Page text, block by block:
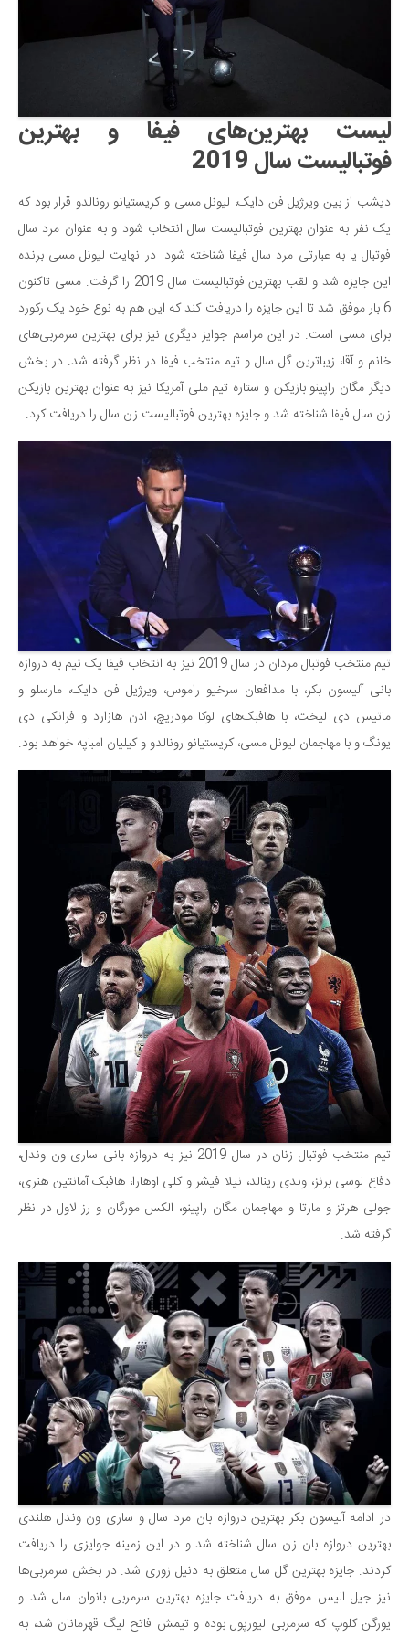
موسیقی
عکاسی و هنرهای تجسمی
کتاب و کتاب‌خوانی
معماری
علمی
فناوری‌ها
نجوم و هوا فضا
زمین و محیط زیست
خودرو
سرگرمی
بازی
مسابقه
اخبار
لیست بهترین‌های فیفا و بهترین
فوتبالیست سال 2019
دیشب از بین ویرژیل فن دایک، لیونل مسی و کریستیانو رونالدو قرار بود که
یک نفر به عنوان بهترین فوتبالیست سال انتخاب شود و به عنوان مرد سال
فوتبال یا به عبارتی مرد سال فیفا شناخته شود. در نهایت لیونل مسی برنده
این جایزه شد و لقب بهترین فوتبالیست سال 2019 را گرفت. مسی تاکنون
6 بار موفق شد تا این جایزه را دریافت کند که این هم به نوع خود یک رکورد
برای مسی است. در این مراسم جوایز دیگری نیز برای بهترین سرمربی‌های
خانم و آقا، زیباترین گل سال و تیم منتخب فیفا در نظر گرفته شد. در بخش
دیگر مگان راپینو بازیکن و ستاره تیم ملی آمریکا نیز به عنوان بهترین بازیکن
زن سال فیفا شناخته شد و جایزه بهترین فوتبالیست زن سال را دریافت کرد.
تیم منتخب فوتبال مردان در سال 2019 نیز به انتخاب فیفا یک تیم به دروازه
بانی آلیسون بکر، با مدافعان سرخیو راموس، ویرژیل فن دایک، مارسلو و
ماتیس دی لیخت، با هافبک‌های لوکا مودریچ، ادن هازارد و فرانکی دی
یونگ و با مهاجمان لیونل مسی، کریستیانو رونالدو و کیلیان امباپه خواهد بود.
تیم منتخب فوتبال زنان در سال 2019 نیز به دروازه بانی ساری ون وندل،
دفاع لوسی برنز، وندی رینالد، نیلا فیشر و کلی اوهارا، هافبک آمانتین هنری،
جولی هرتز و مارتا و مهاجمان مگان راپینو، الکس مورگان و رز لاول در نظر
گرفته شد.
در ادامه آلیسون بکر بهترین دروازه بان مرد سال و ساری ون وندل هلندی
بهترین دروازه بان زن سال شناخته شد و در این زمینه جوایزی را دریافت
کردند. جایزه بهترین گل سال متعلق به دنیل زوری شد. در بخش سرمربی‌ها
نیز جیل الیس موفق به دریافت جایزه بهترین سرمربی بانوان سال شد و
یورگن کلوپ که سرمربی لیورپول بوده و تیمش فاتح لیگ قهرمانان شد، به